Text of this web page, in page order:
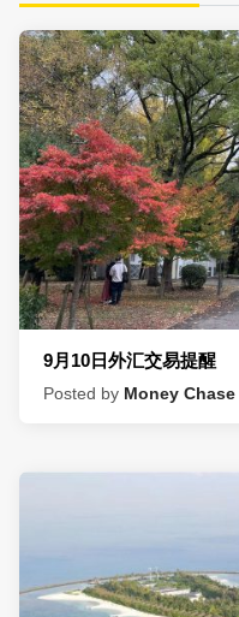
9月10日外汇交易提醒
Posted by Money Chase